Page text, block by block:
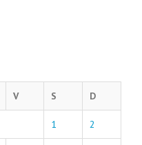
V S D
1 2